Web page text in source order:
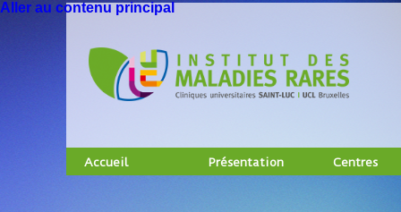
Aller au contenu principal
Accueil Présentation Centres